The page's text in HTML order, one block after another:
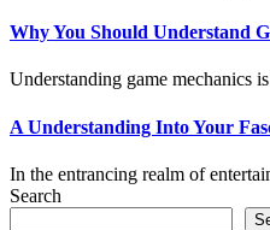
Why You Should Understand
Understanding game mechanics
A Understanding Into Your
In the entrancing realm of
Search